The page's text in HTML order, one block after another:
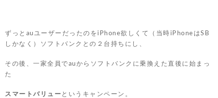
ずっとauユーザーだったのをiPhone欲しくて（当時iPhoneはSB
しかなく）ソフトバンクとの２台持ちにし、
その後、一家全員でauからソフトバンクに乗換えた直後に始まっ
た
スマートバリュー というキャンペーン。